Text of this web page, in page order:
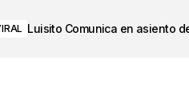
Luisito Comunica en asiento